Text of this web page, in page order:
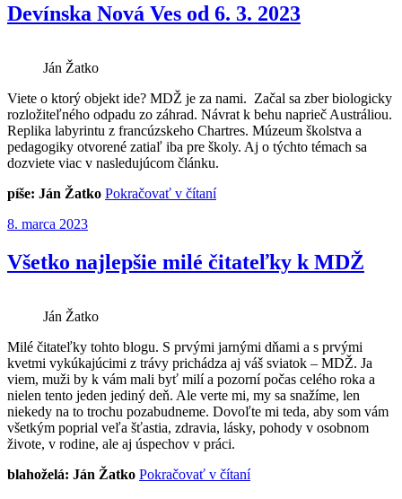
a
členov
Devínska Nová Ves od 6. 3. 2023
Ján Žatko
Viete o ktorý objekt ide? MDŽ je za nami. Začal sa zber biologicky
rozložiteľného odpadu zo záhrad. Návrat k behu naprieč Austráliou.
Replika labyrintu z francúzskeho Chartres. Múzeum školstva a
pedagogiky otvorené zatiaľ iba pre školy. Aj o týchto témach sa
dozviete viac v nasledujúcom článku.
píše: Ján Žatko Pokračovať v čítaní„Devínska
6.
3.
Publikované
8. marca 2023
Všetko najlepšie milé čitateľky k MDŽ
Ján Žatko
Milé čitateľky tohto blogu. S prvými jarnými dňami a s prvými
kvetmi vykúkajúcimi z trávy prichádza aj váš sviatok – MDŽ. Ja
viem, muži by k vám mali byť milí a pozorní počas celého roka a
nielen tento jeden jediný deň. Ale verte mi, my sa snažíme, len
niekedy na to trochu pozabudneme. Dovoľte mi teda, aby som vám
všetkým poprial veľa šťastia, zdravia, lásky, pohody v osobnom
živote, v rodine, ale aj úspechov v práci.
blahoželá: Ján Žatko Pokračovať v čítaní„Všetko